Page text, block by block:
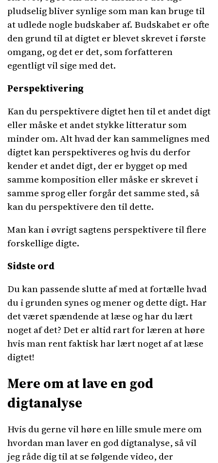
pludselig bliver synlige som man kan bruge til
at udlede nogle budskaber af. Budskabet er ofte
den grund til at digtet er blevet skrevet i første
omgang, og det er det, som forfatteren
egentligt vil sige med det.
Perspektivering
Kan du perspektivere digtet hen til et andet digt
eller måske et andet stykke litteratur som
minder om. Alt hvad der kan sammelignes med
digtet kan perspektiveres og hvis du derfor
kender et andet digt, der er bygget op med
samme komposition eller måske er skrevet i
samme sprog eller forgår det samme sted, så
kan du perspektivere den til dette.
Man kan i øvrigt sagtens perspektivere til flere
forskellige digte.
Sidste ord
Du kan passende slutte af med at fortælle hvad
du i grunden synes og mener og dette digt. Har
det været spændende at læse og har du lært
noget af det? Det er altid rart for læren at høre
hvis man rent faktisk har lært noget af at læse
digtet!
Mere om at lave en god
digtanalyse
Hvis du gerne vil høre en lille smule mere om
hvordan man laver en god digtanalyse, så vil
jeg råde dig til at se følgende video, der